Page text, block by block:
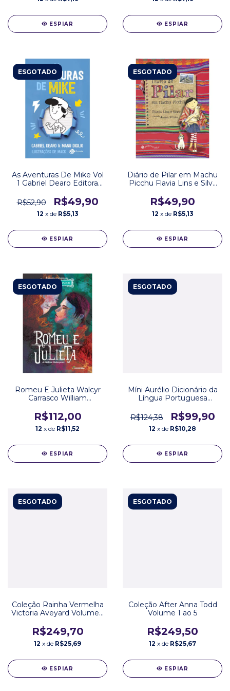
ESPIAR ESPIAR
ESGOTADO
As Aventuras De Mike Vol
1 Gabriel Dearo Editora
R$52,90
R$49,90
12 x de R$5,13
ESPIAR
ESGOTADO
Diário de Pilar em Machu
Picchu Flavia Lins e Silva
R$49,90
12 x de R$5,13
ESPIAR
ESGOTADO
Romeu E Julieta Walcyr
Carrasco William
Moderna
R$112,00
12 x de R$11,52
ESPIAR
ESGOTADO
Míni Aurélio Dicionário da
Língua Portuguesa
R$124,38
R$99,90
12 x de R$10,28
ESPIAR
ESGOTADO
Coleção Rainha Vermelha
Victoria Aveyard Volume 1
R$249,70
12 x de R$25,69
ESPIAR
ESGOTADO
Coleção After Anna Todd
Volume 1 ao 5
R$249,50
12 x de R$25,67
ESPIAR